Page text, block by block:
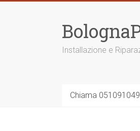
Installazione e
Chiama